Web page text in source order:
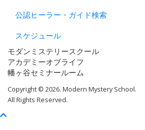
公認ヒーラー・ガイド検索
スケジュール
モダンミステリースクール
アカデミーオブライフ
幡ヶ谷セミナールーム
Copyright © 2026. Modern Mystery School.
All Rights Reserved.